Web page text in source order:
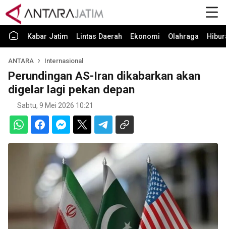
Kabar Jatim Lintas Daerah Ekonomi Olahraga
ANTARA Internasional
Perundingan AS-Iran dikabarkan akan
digelar lagi pekan depan
Sabtu, 9 Mei 2026 10:21